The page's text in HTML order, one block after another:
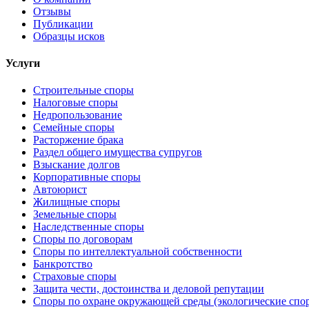
Отзывы
Публикации
Образцы исков
Услуги
Строительные споры
Налоговые споры
Недропользование
Семейные споры
Расторжение брака
Раздел общего имущества супругов
Взыскание долгов
Корпоративные споры
Автоюрист
Жилищные споры
Земельные споры
Наследственные споры
Споры по договорам
Споры по интеллектуальной собственности
Банкротство
Страховые споры
Защита чести, достоинства и деловой репутации
Споры по охране окружающей среды (экологические